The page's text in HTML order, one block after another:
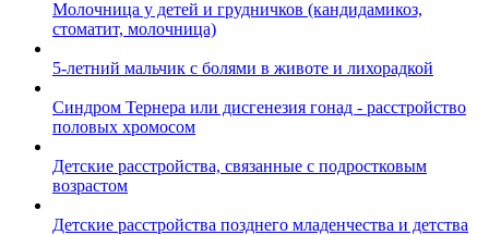
Молочница у детей и грудничков (кандидамикоз,
стоматит, молочница)
5-летний мальчик с болями в животе и лихорадкой
Синдром Тернера или дисгенезия гонад - расстройство
половых хромосом
Детские расстройства, связанные с подростковым
возрастом
Детские расстройства позднего младенчества и детства